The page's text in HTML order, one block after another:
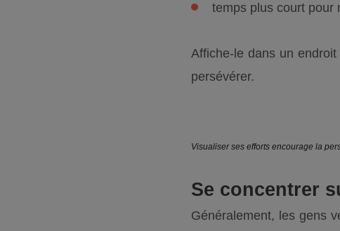
temps plus court pour
Affiche-le dans un
persévérer.
Visualiser ses efforts encourage la
Se concentrer
Généralement, les gens